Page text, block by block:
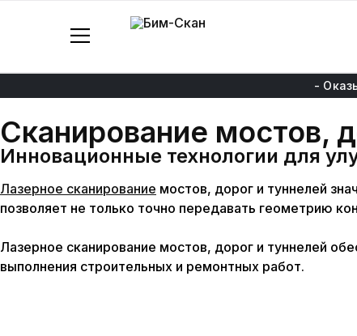
-
Сканирование мостов,
Инновационные технологии для
Лазерное сканирование мостов, дорог и туннелей
позволяет не только точно передавать геометрию
Лазерное сканирование мостов, дорог и туннелей
выполнения строительных и ремонтных работ.